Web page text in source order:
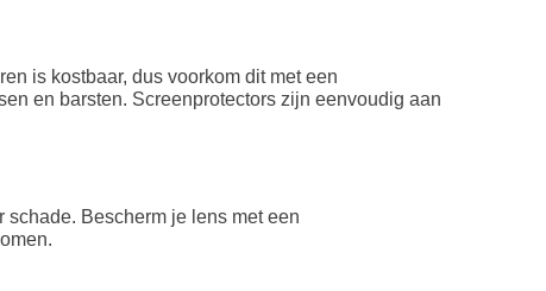
is kostbaar, dus voorkom dit met een
en barsten. Screenprotectors zijn eenvoudig aan
Bescherm je lens met een